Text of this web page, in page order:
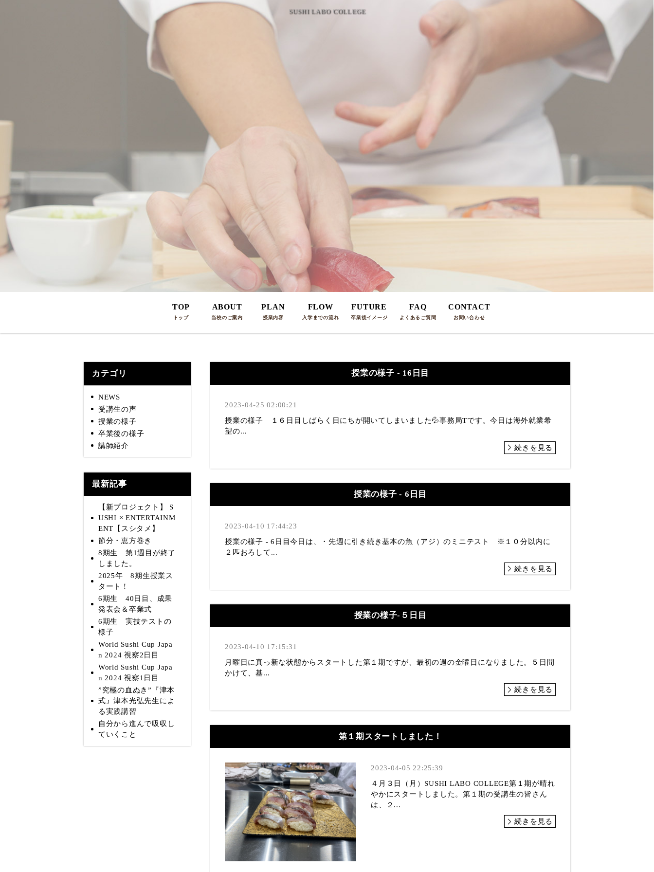
SUSHI LABO COLLEGE
TOP
トップ
ABOUT
当校のご案内
PLAN
授業内容
FLOW
入学までの流れ
FUTURE
卒業後イメージ
FAQ
よくあるご質問
CONTACT
お問い合わせ
カテゴリ
NEWS
受講生の声
授業の様子
卒業後の様子
講師紹介
最新記事
【新プロジェクト】 S
USHI × ENTERTAINM
ENT【スシタメ】
節分・恵方巻き
8期生 第1週目が終了
しました。
2025年 8期生授業ス
タート！
6期生 40日目、成果
発表会＆卒業式
6期生 実技テストの
様子
World Sushi Cup Japa
n 2024 視察2日目
World Sushi Cup Japa
n 2024 視察1日目
”究極の血ぬき”『津本
式』津本光弘先生によ
る実践講習
自分から進んで吸収し
ていくこと
授業の様子 - 16日目
2023-04-25 02:00:21
授業の様子 １６日目しばらく日にちが開いてしまいました💦事務局Tです。今日は海外就業希
望の...
続きを見る
授業の様子 - 6日目
2023-04-10 17:44:23
授業の様子 - 6日目今日は、・先週に引き続き基本の魚（アジ）のミニテスト ※１０分以内に
２匹おろして...
続きを見る
授業の様子-５日目
2023-04-10 17:15:31
月曜日に真っ新な状態からスタートした第１期ですが、最初の週の金曜日になりました。５日間
かけて、基...
続きを見る
第１期スタートしました！
2023-04-05 22:25:39
４月３日（月）SUSHI LABO COLLEGE第１期が晴れ
やかにスタートしました。第１期の受講生の皆さん
は、２...
続きを見る